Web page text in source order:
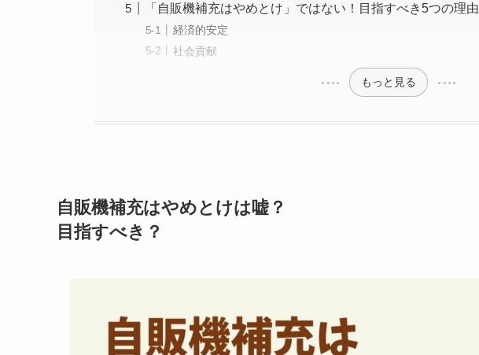
「自販機補充はやめとけ」ではない！目指すべき5つの理由
経済的安定
社会貢献
もっと見る
自販機補充はやめとけは嘘？
目指すべき？